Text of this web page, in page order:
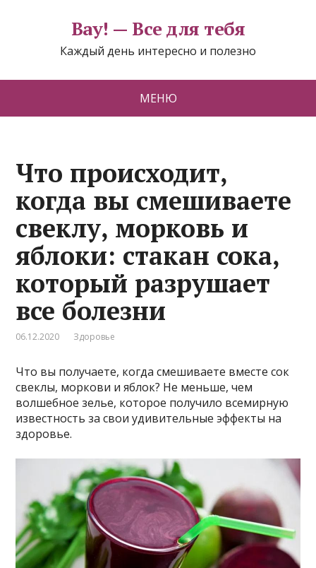
Вау! — Все для тебя
Каждый день интересно и полезно
МЕНЮ
Что происходит,
когда вы смешиваете
свеклу, морковь и
яблоки: стакан сока,
который разрушает
все болезни
06.12.2020 Здоровье
Что вы получаете, когда смешиваете вместе сок
свеклы, моркови и яблок? Не меньше, чем
волшебное зелье, которое получило всемирную
известность за свои удивительные эффекты на
здоровье.